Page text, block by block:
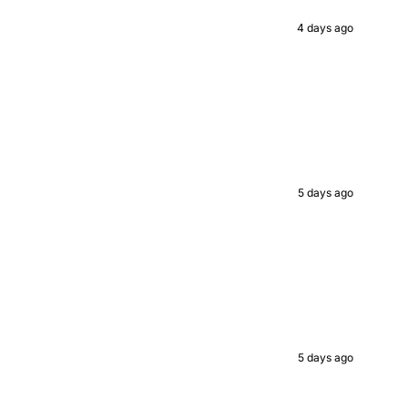
4 days ago
5 days ago
5 days ago